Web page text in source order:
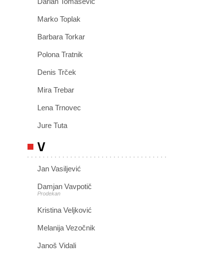
Marko Toplak
Barbara Torkar
Polona Tratnik
Denis Trček
Mira Trebar
Lena Trnovec
Jure Tuta
V
Jan Vasiljević
Damjan Vavpotič
Prodekan
Kristina Veljković
Melanija Vezočnik
Janoš Vidali